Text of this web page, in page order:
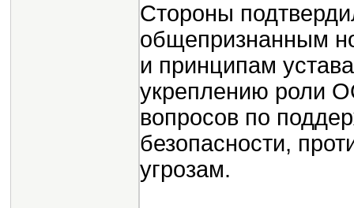
Стороны
общепризнанным
и принципам
укреплению роли
вопросов по
безопасности,
угрозам.